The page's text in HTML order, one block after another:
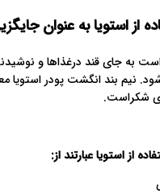
از استویا به عنوان
به جای قند درغذاها و
نیم بند انگشت پودر استویا
شکراست.
از استویا عبارتند از: